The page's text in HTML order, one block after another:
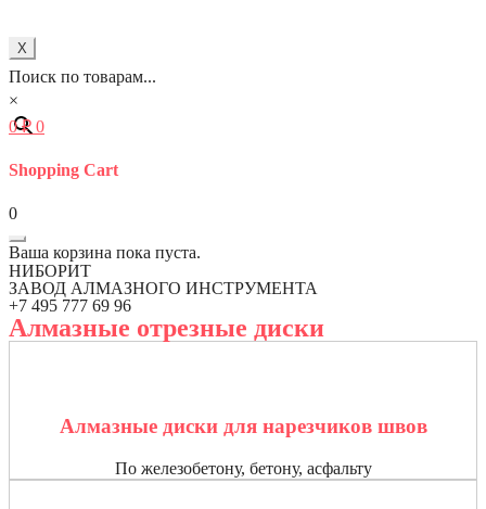
X
Поиск по товарам...
×
0₽ 0
Shopping Cart
0
Ваша корзина пока пуста.
НИБОРИТ
ЗАВОД АЛМАЗНОГО ИНСТРУМЕНТА
+7 495 777 69 96
Алмазные отрезные диски
Алмазные диски для нарезчиков швов
По железобетону, бетону, асфальту